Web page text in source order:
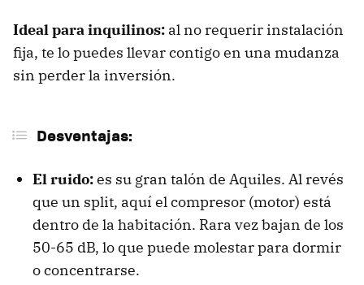
Ideal para inquilinos: al no requerir instalación
fija, te lo puedes llevar contigo en una mudanza
sin perder la inversión.
Desventajas:
El ruido:es su gran talón de Aquiles. Al revés
que un split, aquí el compresor (motor) está
dentro de la habitación. Rara vez bajan de los
50-65 dB, lo que puede molestar para dormir
o concentrarse.